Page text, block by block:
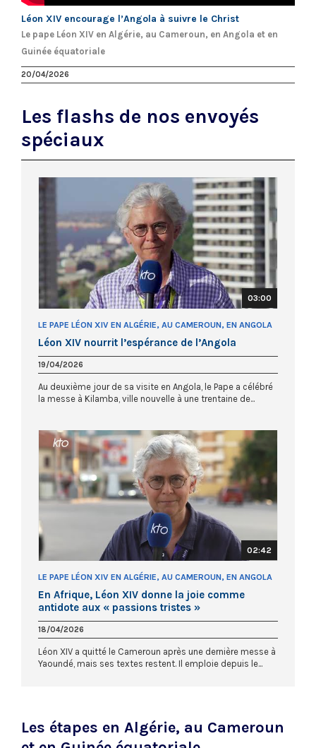
Léon XIV encourage l’Angola à suivre le Christ
Le pape Léon XIV en Algérie, au Cameroun, en Angola et en
Guinée équatoriale
20/04/2026
Les flashs de nos envoyés
spéciaux
03:00
LE PAPE LÉON XIV EN ALGÉRIE, AU CAMEROUN, EN ANGOLA
ET EN GUINÉE ÉQUATORIALE
Léon XIV nourrit l’espérance de l’Angola
19/04/2026
Au deuxième jour de sa visite en Angola, le Pape a célébré
la messe à Kilamba, ville nouvelle à une trentaine de...
02:42
LE PAPE LÉON XIV EN ALGÉRIE, AU CAMEROUN, EN ANGOLA
ET EN GUINÉE ÉQUATORIALE
En Afrique, Léon XIV donne la joie comme
antidote aux « passions tristes »
18/04/2026
Léon XIV a quitté le Cameroun après une dernière messe à
Yaoundé, mais ses textes restent. Il emploie depuis le...
Les étapes en Algérie, au Cameroun